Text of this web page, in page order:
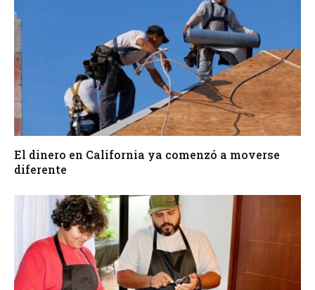
El dinero en California ya comenzó a moverse
diferente